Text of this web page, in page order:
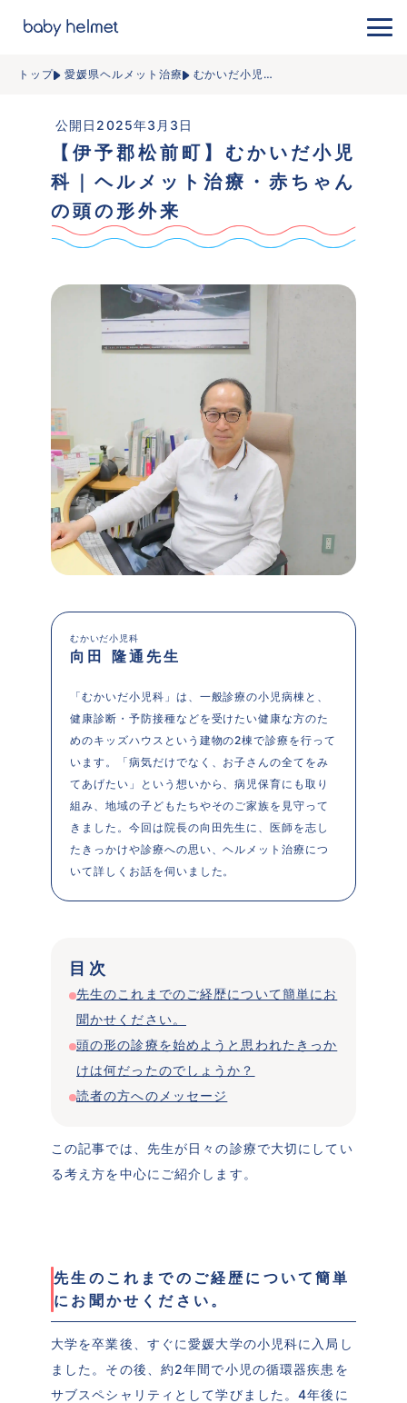
トップ 愛媛県ヘルメット治療 むかいだ小児…
公開日2025年3月3日
【伊予郡松前町】むかいだ小児
科｜ヘルメット治療・赤ちゃん
の頭の形外来
むかいだ小児科
向田 隆通先生
「むかいだ小児科」は、一般診療の小児病棟と、
健康診断・予防接種などを受けたい健康な方のた
めのキッズハウスという建物の2棟で診療を行って
います。「病気だけでなく、お子さんの全てをみ
てあげたい」という想いから、病児保育にも取り
組み、地域の子どもたちやそのご家族を見守って
きました。今回は院長の向田先生に、医師を志し
たきっかけや診療への思い、ヘルメット治療につ
目次
先生のこれまでのご経歴について簡単にお
聞かせください。
頭の形の診療を始めようと思われたきっか
けは何だったのでしょうか？
読者の方へのメッセージ
この記事では、先生が日々の診療で大切にしてい
る考え方を中心にご紹介します。
先生のこれまでのご経歴について簡単
にお聞かせください。
大学を卒業後、すぐに愛媛大学の小児科に入局し
ました。その後、約2年間で小児の循環器疾患を
サブスペシャリティとして学びました。4年後に